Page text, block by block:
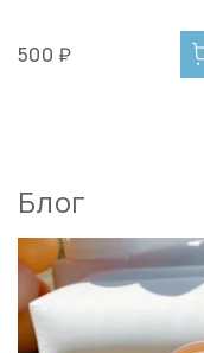
500 ₽
Блог